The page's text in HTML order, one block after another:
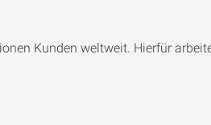
Kunden weltweit. Hierfür